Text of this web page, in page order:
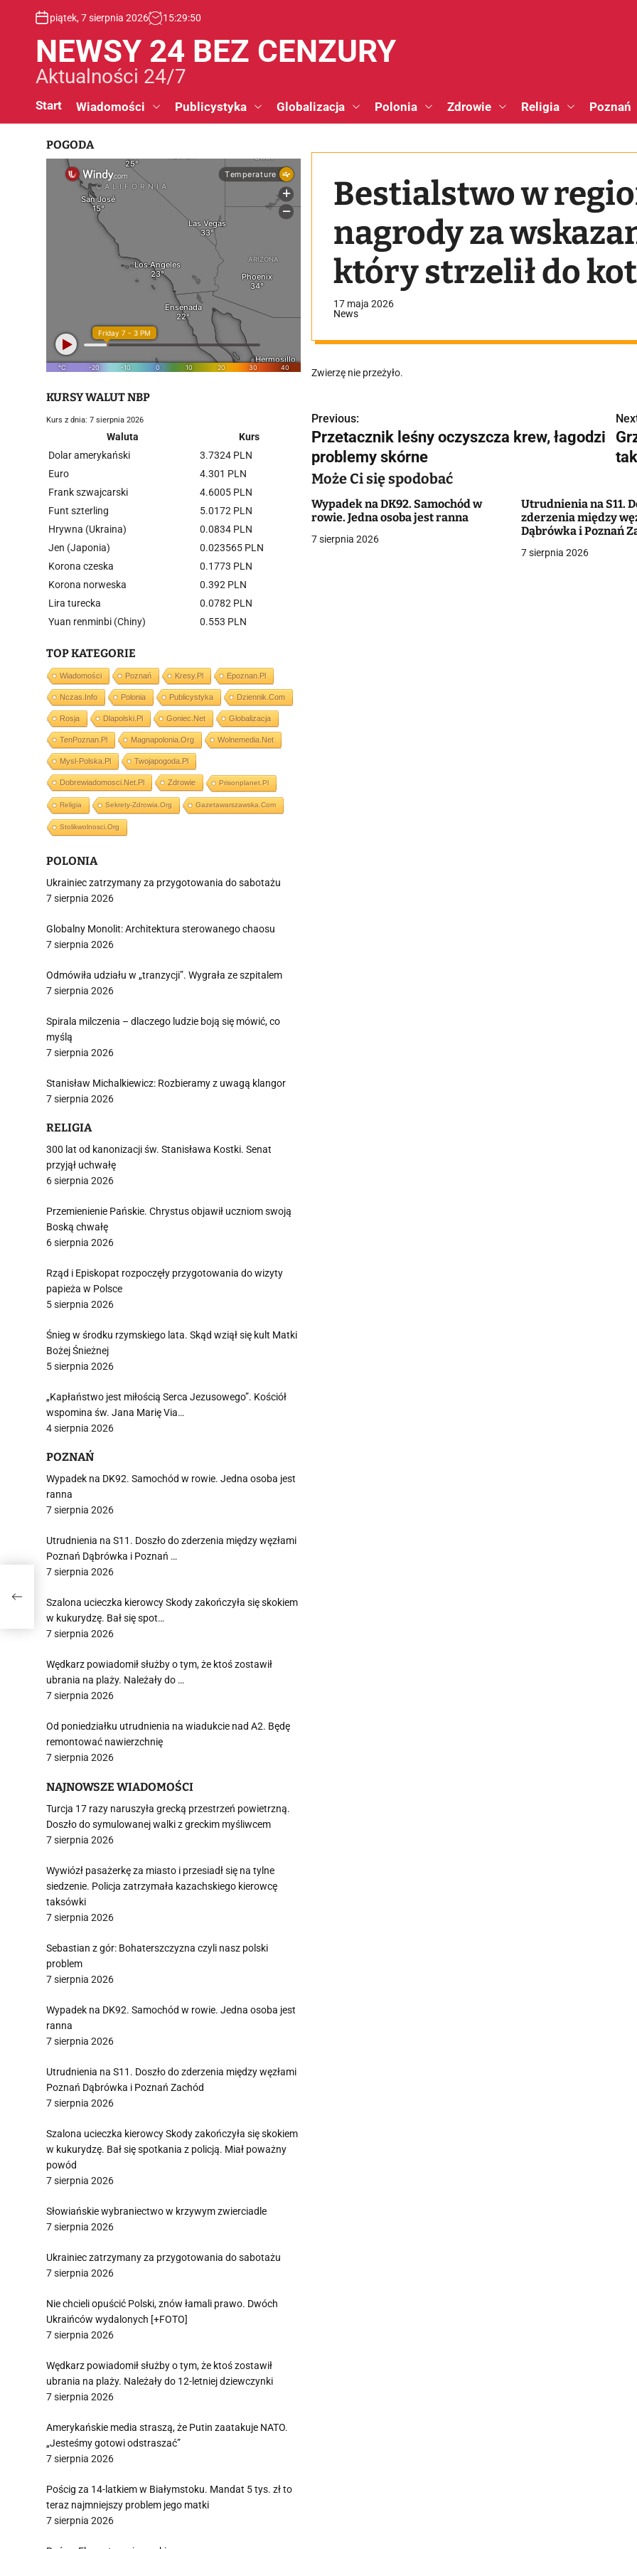
piątek, 7 sierpnia 2026 15:29:51
NEWSY 24 BEZ CENZURY
Aktualności 24/7
Start Wiadomości Publicystyka Globalizacja Polonia Zdrowie Religia Poznań
Bestialstwo w
nagrody za
który strzelił do
17 maja 2026
News
Zwierzę nie przeżyło.
N
a
w
i
g
Previous:
Przetacznik leśny oczyszcza krew, łagodzi
problemy skórne
Może Ci się spodobać
Wypadek na DK92. Samochód w
rowie. Jedna osoba jest ranna
7 sierpnia 2026
Utrudnienia na S11.
zderzenia między
Dąbrówka i Poznań
7 sierpnia 2026
POGODA
KURSY WALUT NBP
Kurs z dnia: 7 sierpnia 2026
Waluta
Kurs
Dolar amerykański
3.7324 PLN
Euro
4.301 PLN
Frank szwajcarski
4.6005 PLN
Funt szterling
5.0172 PLN
Hrywna (Ukraina)
0.0834 PLN
Jen (Japonia)
0.023565 PLN
Korona czeska
0.1773 PLN
Korona norweska
0.392 PLN
Lira turecka
0.0782 PLN
Yuan renminbi (Chiny)
0.553 PLN
TOP KATEGORIE
Wiadomości Poznań Kresy.pl Epoznan.pl
Nczas.info Polonia Publicystyka Dziennik.com
Rosja Dlapolski.pl Goniec.net Globalizacja
TenPoznan.pl Magnapolonia.org Wolnemedia.net
Mysl-Polska.pl Twojapogoda.pl
Dobrewiadomosci.net.pl Zdrowie Prisonplanet.pl
Religia Sekrety-Zdrowia.org Gazetawarszawska.com
Stolikwolnosci.org
POLONIA
Ukrainiec zatrzymany za przygotowania do sabotażu
7 sierpnia 2026
Globalny Monolit: Architektura sterowanego chaosu
7 sierpnia 2026
Odmówiła udziału w „tranzycji”. Wygrała ze szpitalem
7 sierpnia 2026
Spirala milczenia – dlaczego ludzie boją się mówić, co
myślą
7 sierpnia 2026
Stanisław Michalkiewicz: Rozbieramy z uwagą klangor
7 sierpnia 2026
RELIGIA
300 lat od kanonizacji św. Stanisława Kostki. Senat
przyjął uchwałę
6 sierpnia 2026
Przemienienie Pańskie. Chrystus objawił uczniom swoją
Boską chwałę
6 sierpnia 2026
Rząd i Episkopat rozpoczęły przygotowania do wizyty
papieża w Polsce
5 sierpnia 2026
Śnieg w środku rzymskiego lata. Skąd wziął się kult Matki
Bożej Śnieżnej
5 sierpnia 2026
„Kapłaństwo jest miłością Serca Jezusowego”. Kościół
wspomina św. Jana Marię Via…
4 sierpnia 2026
POZNAŃ
Wypadek na DK92. Samochód w rowie. Jedna osoba jest
ranna
7 sierpnia 2026
Utrudnienia na S11. Doszło do zderzenia między węzłami
Poznań Dąbrówka i Poznań …
7 sierpnia 2026
Szalona ucieczka kierowcy Skody zakończyła się skokiem
w kukurydzę. Bał się spot…
7 sierpnia 2026
Wędkarz powiadomił służby o tym, że ktoś zostawił
ubrania na plaży. Należały do …
7 sierpnia 2026
Od poniedziałku utrudnienia na wiadukcie nad A2. Będę
remontować nawierzchnię
7 sierpnia 2026
NAJNOWSZE WIADOMOŚCI
Turcja 17 razy naruszyła grecką przestrzeń powietrzną.
Doszło do symulowanej walki z greckim myśliwcem
7 sierpnia 2026
Wywiózł pasażerkę za miasto i przesiadł się na tylne
siedzenie. Policja zatrzymała kazachskiego kierowcę
taksówki
7 sierpnia 2026
Sebastian z gór: Bohaterszczyzna czyli nasz polski
problem
7 sierpnia 2026
Wypadek na DK92. Samochód w rowie. Jedna osoba jest
ranna
7 sierpnia 2026
Utrudnienia na S11. Doszło do zderzenia między węzłami
Poznań Dąbrówka i Poznań Zachód
7 sierpnia 2026
Szalona ucieczka kierowcy Skody zakończyła się skokiem
w kukurydzę. Bał się spotkania z policją. Miał poważny
powód
7 sierpnia 2026
Słowiańskie wybraniectwo w krzywym zwierciadle
7 sierpnia 2026
Ukrainiec zatrzymany za przygotowania do sabotażu
7 sierpnia 2026
Nie chcieli opuścić Polski, znów łamali prawo. Dwóch
Ukraińców wydalonych [+FOTO]
7 sierpnia 2026
Wędkarz powiadomił służby o tym, że ktoś zostawił
ubrania na plaży. Należały do 12-letniej dziewczynki
7 sierpnia 2026
Amerykańskie media straszą, że Putin zaatakuje NATO.
„Jesteśmy gotowi odstraszać”
7 sierpnia 2026
Pościg za 14-latkiem w Białymstoku. Mandat 5 tys. zł to
teraz najmniejszy problem jego matki
7 sierpnia 2026